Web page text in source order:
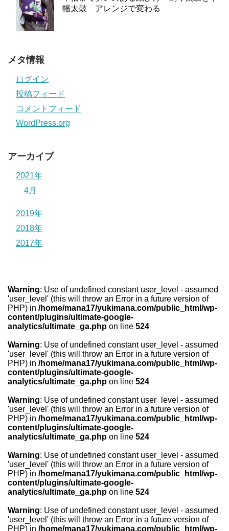
幅太鼓 アレンジで変わる
メタ情報
ログイン
投稿フィード
コメントフィード
WordPress.org
アーカイブ
2021年
4月
2019年
2018年
2017年
Warning: Use of undefined constant user_level - assumed
'user_level' (this will throw an Error in a future version of
PHP) in /home/mana17/yukimana.com/public_html/wp-
content/plugins/ultimate-google-
analytics/ultimate_ga.php on line 524
Warning: Use of undefined constant user_level - assumed
'user_level' (this will throw an Error in a future version of
PHP) in /home/mana17/yukimana.com/public_html/wp-
content/plugins/ultimate-google-
analytics/ultimate_ga.php on line 524
Warning: Use of undefined constant user_level - assumed
'user_level' (this will throw an Error in a future version of
PHP) in /home/mana17/yukimana.com/public_html/wp-
content/plugins/ultimate-google-
analytics/ultimate_ga.php on line 524
Warning: Use of undefined constant user_level - assumed
'user_level' (this will throw an Error in a future version of
PHP) in /home/mana17/yukimana.com/public_html/wp-
content/plugins/ultimate-google-
analytics/ultimate_ga.php on line 524
Warning: Use of undefined constant user_level - assumed
'user_level' (this will throw an Error in a future version of
PHP) in /home/mana17/yukimana.com/public_html/wp-